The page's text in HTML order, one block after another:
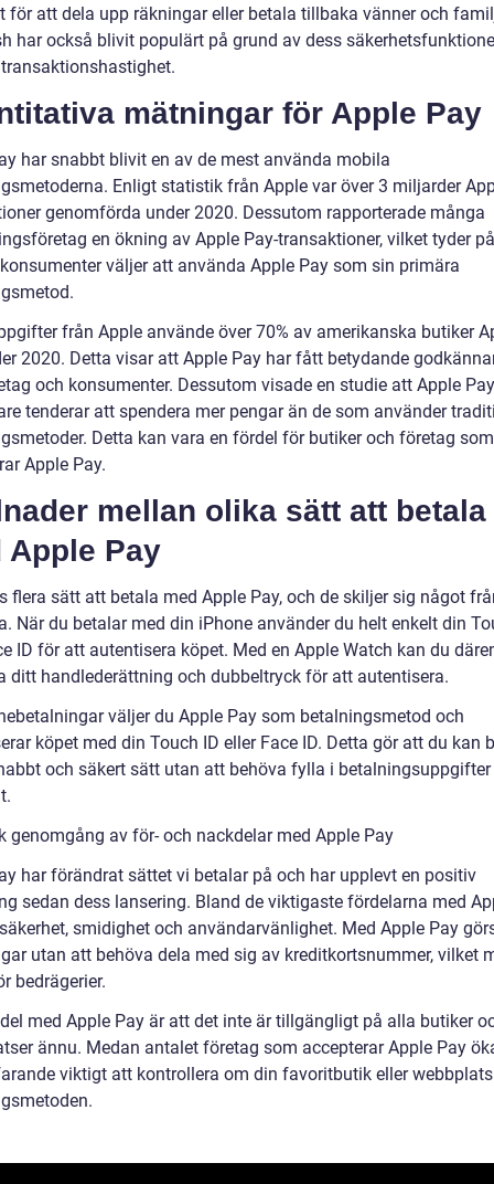
för att dela upp räkningar eller betala tillbaka vänner och
har också blivit populärt på grund av dess
mätningar för Apple Pay
har snabbt blivit en av de mest använda mobila
Enligt statistik från Apple var över 3 miljarder
genomförda under 2020. Dessutom rapporterade många
en ökning av Apple Pay-transaktioner, vilket tyder
väljer att använda Apple Pay som sin primära
från Apple använde över 70% av amerikanska butiker
2020. Detta visar att Apple Pay har fått betydande
och konsumenter. Dessutom visade en studie att Apple
tenderar att spendera mer pengar än de som använder
Detta kan vara en fördel för butiker och företag som
Apple Pay.
mellan olika sätt att betala
Apple Pay
flera sätt att betala med Apple Pay, och de skiljer sig något
När du betalar med din iPhone använder du helt enkelt din
ID för att autentisera köpet. Med en Apple Watch kan du
ditt handlederättning och dubbeltryck för att autentisera.
väljer du Apple Pay som betalningsmetod och
köpet med din Touch ID eller Face ID. Detta gör att du kan
och säkert sätt utan att behöva fylla i betalningsuppgifter
genomgång av för- och nackdelar med Apple Pay
har förändrat sättet vi betalar på och har upplevt en positiv
sedan dess lansering. Bland de viktigaste fördelarna med
smidighet och användarvänlighet. Med Apple Pay
utan att behöva dela med sig av kreditkortsnummer, vilket
bedrägerier.
med Apple Pay är att det inte är tillgängligt på alla butiker
ännu. Medan antalet företag som accepterar Apple Pay
viktigt att kontrollera om din favoritbutik eller